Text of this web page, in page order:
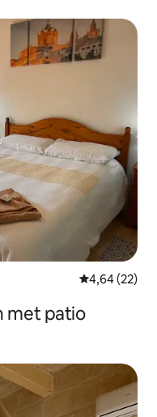
Gemiddelde
4,64 (22)
met patio